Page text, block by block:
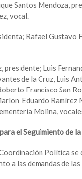
Santos Mendoza,
vocal.
Rafael
Luis
de la Cruz, Luis
Francisco San
Eduardo Ramírez
Molina,
el Seguimiento de
Política
a las demandas de